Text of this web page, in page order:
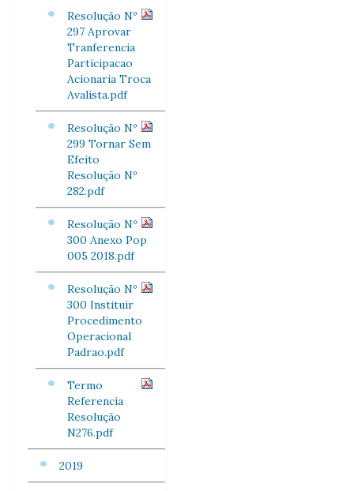
Resolução Nº
297 Aprovar
Tranferencia
Participacao
Acionaria Troca
Avalista.pdf
Resolução Nº
299 Tornar Sem
Efeito
Resolução Nº
282.pdf
Resolução Nº
300 Anexo Pop
005 2018.pdf
Resolução Nº
300 Instituir
Procedimento
Operacional
Padrao.pdf
Termo
Referencia
Resolução
N276.pdf
2019